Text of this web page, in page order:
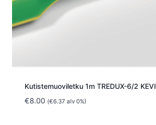
Kutistemuoviletku 1m TREDUX-6/2 KEVI
€8.00 (€6.37 alv 0%)